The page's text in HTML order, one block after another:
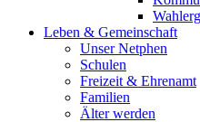
Leben & Gemeinschaft
Unser Netphen
Schulen
Freizeit & Ehrenamt
Familien
Älter werden